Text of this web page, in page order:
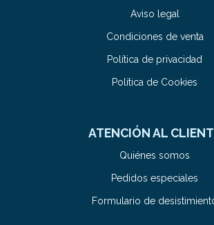
Aviso legal
Condiciones de venta
Política de privacidad
Política de Cookies
ATENCIÓN AL
Quiénes somos
Pedidos especiales
Formulario de